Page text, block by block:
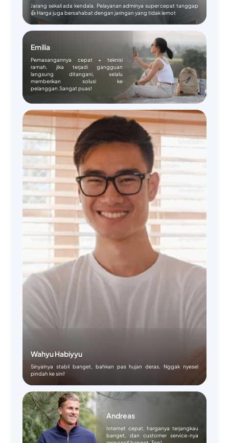
Jarang sekali ada kendala. Pelayanan adminya super cepat tanggap
👍 Harga juga bersahabat dengan jaringan yang tidak lemot
Emilia
Pemasangannya cepat + teknisi
ramah, jika terjadi gangguan
langsung ditangani, selalu
memberikan solusi ke
pelanggan.Sangat puas!
Wahyu Habiyyu
Sinyalnya stabil banget, bahkan pas hujan deras. Nggak nyesel
pindah ke sini!
Andreas
Internet cepat, harganya terjangkau
banget, dan customer service-nya